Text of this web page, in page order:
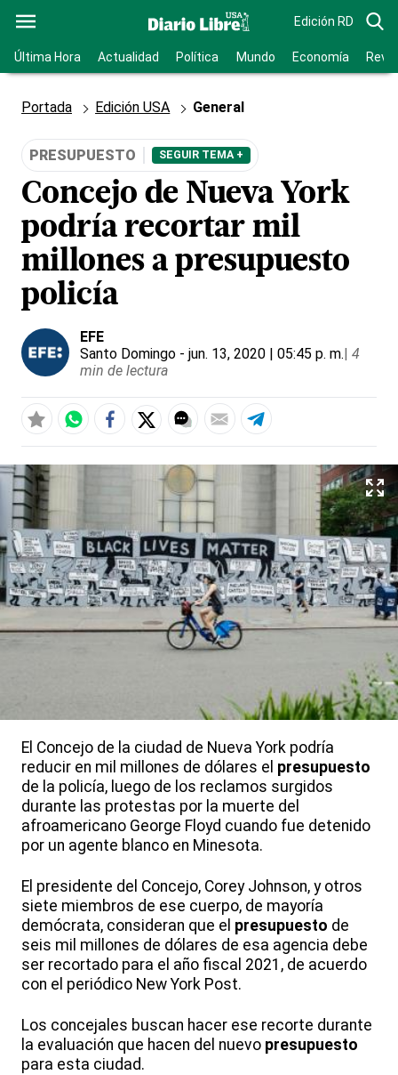
Edición RD
Última Hora Actualidad Política Mundo Economía
Portada Edición USA General
PRESUPUESTO SEGUIR TEMA +
Concejo de Nueva York
podría recortar mil
millones a presupuesto
policía
EFE
Santo Domingo - jun. 13, 2020 | 05:45 p. m.| 4
min de lectura
El Concejo de la ciudad de Nueva York podría
reducir en mil millones de dólares el presupuesto
de la policía, luego de los reclamos surgidos
durante las protestas por la muerte del
afroamericano George Floyd cuando fue detenido
por un agente blanco en Minesota.
El presidente del Concejo, Corey Johnson, y otros
siete miembros de ese cuerpo, de mayoría
demócrata, consideran que el presupuesto de
seis mil millones de dólares de esa agencia debe
ser recortado para el año fiscal 2021, de acuerdo
con el periódico New York Post.
Los concejales buscan hacer ese recorte durante
la evaluación que hacen del nuevo presupuesto
para esta ciudad.